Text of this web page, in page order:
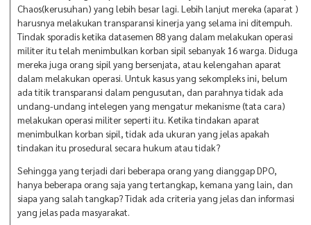
Chaos(kerusuhan) yang lebih besar lagi. Lebih lanjut mereka (aparat )
harusnya melakukan transparansi kinerja yang selama ini ditempuh.
Tindak sporadis ketika datasemen 88 yang dalam melakukan operasi
militer itu telah menimbulkan korban sipil sebanyak 16 warga. Diduga
mereka juga orang sipil yang bersenjata, atau kelengahan aparat
dalam melakukan operasi. Untuk kasus yang sekompleks ini, belum
ada titik transparansi dalam pengusutan, dan parahnya tidak ada
undang-undang intelegen yang mengatur mekanisme (tata cara)
melakukan operasi militer seperti itu. Ketika tindakan aparat
menimbulkan korban sipil, tidak ada ukuran yang jelas apakah
tindakan itu prosedural secara hukum atau tidak?
Sehingga yang terjadi dari beberapa orang yang dianggap DPO,
hanya beberapa orang saja yang tertangkap, kemana yang lain, dan
siapa yang salah tangkap? Tidak ada criteria yang jelas dan informasi
yang jelas pada masyarakat.